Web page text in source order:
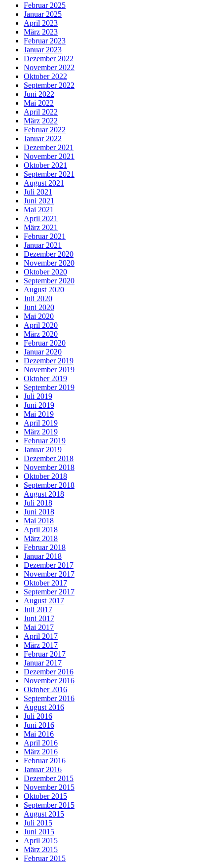
Februar 2025
Januar 2025
April 2023
März 2023
Februar 2023
Januar 2023
Dezember 2022
November 2022
Oktober 2022
September 2022
Juni 2022
Mai 2022
April 2022
März 2022
Februar 2022
Januar 2022
Dezember 2021
November 2021
Oktober 2021
September 2021
August 2021
Juli 2021
Juni 2021
Mai 2021
April 2021
März 2021
Februar 2021
Januar 2021
Dezember 2020
November 2020
Oktober 2020
September 2020
August 2020
Juli 2020
Juni 2020
Mai 2020
April 2020
März 2020
Februar 2020
Januar 2020
Dezember 2019
November 2019
Oktober 2019
September 2019
Juli 2019
Juni 2019
Mai 2019
April 2019
März 2019
Februar 2019
Januar 2019
Dezember 2018
November 2018
Oktober 2018
September 2018
August 2018
Juli 2018
Juni 2018
Mai 2018
April 2018
März 2018
Februar 2018
Januar 2018
Dezember 2017
November 2017
Oktober 2017
September 2017
August 2017
Juli 2017
Juni 2017
Mai 2017
April 2017
März 2017
Februar 2017
Januar 2017
Dezember 2016
November 2016
Oktober 2016
September 2016
August 2016
Juli 2016
Juni 2016
Mai 2016
April 2016
März 2016
Februar 2016
Januar 2016
Dezember 2015
November 2015
Oktober 2015
September 2015
August 2015
Juli 2015
Juni 2015
April 2015
März 2015
Februar 2015